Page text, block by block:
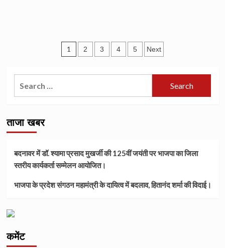
Posts
1 2 3 4 5 Next
ताजा खबर
बदनावर में डॉ. श्यामा प्रसाद मुखर्जी की 125वीं जयंती पर भाजपा का जिला
स्तरीय कार्यकर्ता सम्मेलन आयोजित।
भाजपा के प्रदेश संगठन महामंत्री के दायित्व में बदलाव, हितानंद शर्मा की विदाई।
कमेंट